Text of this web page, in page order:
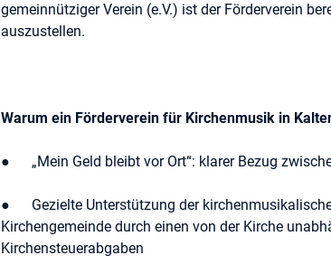
gemeinnütziger Verein (e.V.) ist der Förderverein
auszustellen.
Warum ein Förderverein für Kirchenmusik in
● „Mein Geld bleibt vor Ort“: klarer Bezug
● Gezielte Unterstützung der
Kirchengemeinde durch einen von der Kirche
Kirchensteuerabgaben